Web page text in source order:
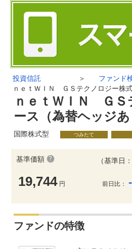
投資信託 ＞ ファンド
ｎｅｔＷＩＮ ＧＳテクノロジー株
ｎｅｔＷＩＮ ＧＳ
ース（為替ヘッジあ
国際株式型 つみたて
基準価額
19,744 円
（基準日
前日比：
ファンドの特徴